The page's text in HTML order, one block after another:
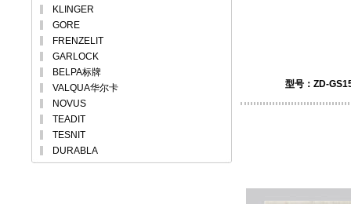
KLINGER
GORE
FRENZELIT
GARLOCK
BELPA标牌
VALQUA华尔卡
NOVUS
TEADIT
TESNIT
DURABLA
型号：ZD-